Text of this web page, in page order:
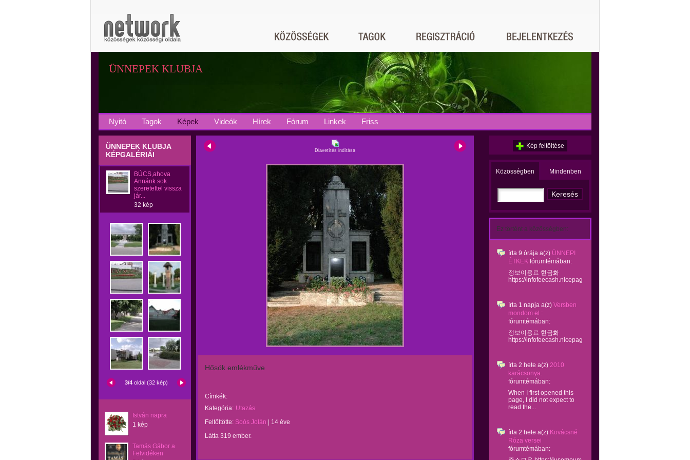
ÜNNEPEK KLUBJA
Nyitó Tagok Képek Videók Hírek Fórum Linkek Friss
ÜNNEPEK KLUBJA
KÉPGALÉRIÁI
BÚCS,ahova
Annánk sok
szeretettel vissza
jár...
32 kép
3/4 oldal (32 kép)
István napra
1 kép
Tamás Gábor a
Felvidéken
Diavetítés indítása
Hősök emlékműve
Címkék:
Kategória: Utazás
Feltöltötte: Soós Jolán
14 éve
Látta 319 ember.
Kép feltöltése
Közösségben Mindenben
Ez történt a közösségben:
írta 9 órája a(z) ÜNNEPI
ÉTKEK fórumtémában:
정보이용료 현금화
https://infofeecash.nicepage...
írta 1 napja a(z) Versben
mondom el :
fórumtémában:
정보이용료 현금화
https://infofeecash.nicepage...
írta 2 hete a(z) 2010
karácsonya.
fórumtémában:
When I first opened this
page, I did not expect to
read the...
írta 2 hete a(z) Kovácsné
Róza versei
fórumtémában: